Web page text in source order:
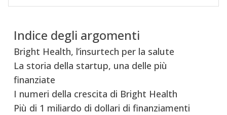
Indice degli argomenti
Bright Health, l’insurtech per la salute
La storia della startup, una delle più
finanziate
I numeri della crescita di Bright Health
Più di 1 miliardo di dollari di finanziamenti